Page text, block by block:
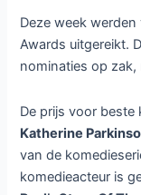
Deze week
Awards uitgereikt.
nominaties op zak,
De prijs voor beste
Katherine
van de
komedieacteur is